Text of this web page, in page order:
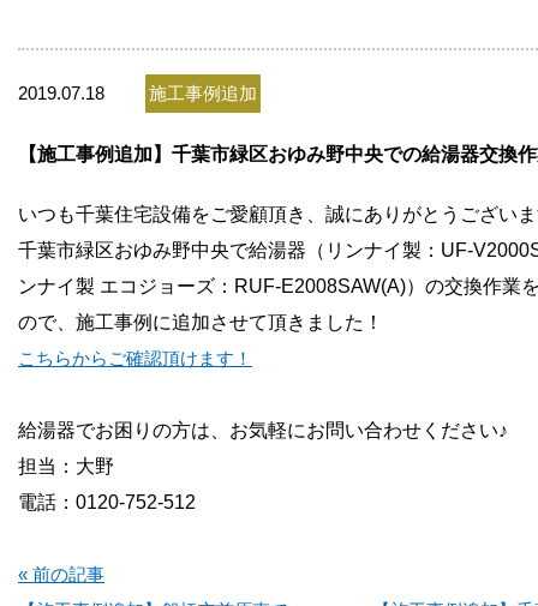
弊社の特色
お問い合わせ
会社概要
2019.07.18 施工事例追加
【施工事例追加】千葉市緑区おゆみ野中央での給湯器交換
いつも千葉住宅設備をご愛顧頂き、誠にありがとうござい
千葉市緑区おゆみ野中央で給湯器（リンナイ製：UF-
ンナイ製 エコジョーズ：RUF-E2008SAW(A)） の交換作業
ので、施工事例に追加させて頂きました！
こちらからご確認頂けます！
給湯器でお困りの方は、お気軽にお問い合わせください♪
担当：大野
電話：0120-752-512
« 前の記事